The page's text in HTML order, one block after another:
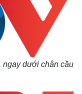
ngay dưới chân cầu